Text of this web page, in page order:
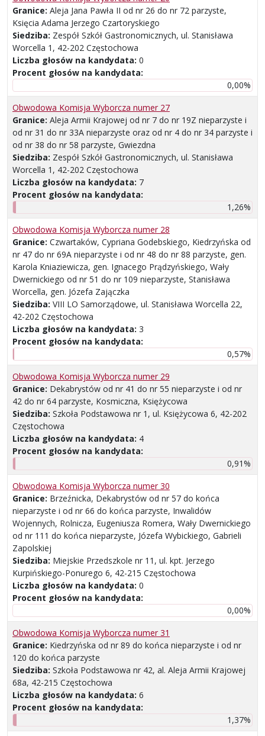
Granice: Aleja Jana Pawła II od nr 26 do nr 72 parzyste,
Księcia Adama Jerzego Czartoryskiego
Siedziba: Zespół Szkół Gastronomicznych, ul. Stanisława
Worcella 1, 42-202 Częstochowa
Liczba głosów na kandydata: 0
Procent głosów na kandydata:
0,00%
Obwodowa Komisja Wyborcza numer 27
Granice: Aleja Armii Krajowej od nr 7 do nr 19Z nieparzyste i
od nr 31 do nr 33A nieparzyste oraz od nr 4 do nr 34 parzyste i
od nr 38 do nr 58 parzyste, Gwiezdna
Siedziba: Zespół Szkół Gastronomicznych, ul. Stanisława
Worcella 1, 42-202 Częstochowa
Liczba głosów na kandydata: 7
Procent głosów na kandydata:
1,26%
Obwodowa Komisja Wyborcza numer 28
Granice: Czwartaków, Cypriana Godebskiego, Kiedrzyńska od
nr 47 do nr 69A nieparzyste i od nr 48 do nr 88 parzyste, gen.
Karola Kniaziewicza, gen. Ignacego Prądzyńskiego, Wały
Dwernickiego od nr 51 do nr 109 nieparzyste, Stanisława
Worcella, gen. Józefa Zajączka
Siedziba: VIII LO Samorządowe, ul. Stanisława Worcella 22,
42-202 Częstochowa
Liczba głosów na kandydata: 3
Procent głosów na kandydata:
0,57%
Obwodowa Komisja Wyborcza numer 29
Granice: Dekabrystów od nr 41 do nr 55 nieparzyste i od nr
42 do nr 64 parzyste, Kosmiczna, Księżycowa
Siedziba: Szkoła Podstawowa nr 1, ul. Księżycowa 6, 42-202
Częstochowa
Liczba głosów na kandydata: 4
Procent głosów na kandydata:
0,91%
Obwodowa Komisja Wyborcza numer 30
Granice: Brzeźnicka, Dekabrystów od nr 57 do końca
nieparzyste i od nr 66 do końca parzyste, Inwalidów
Wojennych, Rolnicza, Eugeniusza Romera, Wały Dwernickiego
od nr 111 do końca nieparzyste, Józefa Wybickiego, Gabrieli
Zapolskiej
Siedziba: Miejskie Przedszkole nr 11, ul. kpt. Jerzego
Kurpińskiego-Ponurego 6, 42-215 Częstochowa
Liczba głosów na kandydata: 0
Procent głosów na kandydata:
0,00%
Obwodowa Komisja Wyborcza numer 31
Granice: Kiedrzyńska od nr 89 do końca nieparzyste i od nr
120 do końca parzyste
Siedziba: Szkoła Podstawowa nr 42, al. Aleja Armii Krajowej
68a, 42-215 Częstochowa
Liczba głosów na kandydata: 6
Procent głosów na kandydata:
1,37%